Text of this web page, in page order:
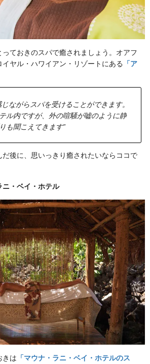
ておきのスパで癒されましょう。オアフ
ヤル・ハワイアン・リゾートにある
「ア
ながらスパを受けることができます。
ル内ですが、外の喧騒が嘘のように静
も聞こえてきます”
後に、思いっきり癒されたいならココで
ニ・ベイ・ホテル
きは 「マウナ・ラニ・ベイ・ホテルのス